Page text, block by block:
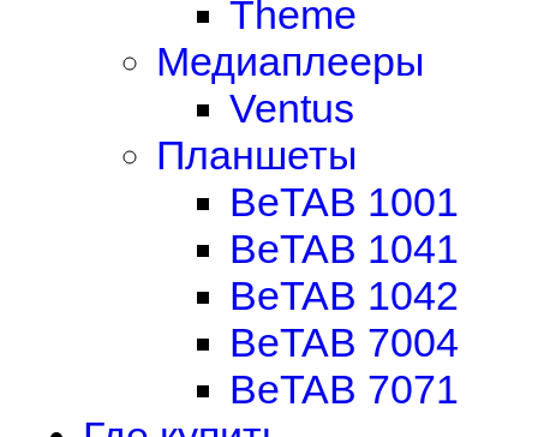
Theme
Медиаплееры
Ventus
Планшеты
BeTAB 1001
BeTAB 1041
BeTAB 1042
BeTAB 7004
BeTAB 7071